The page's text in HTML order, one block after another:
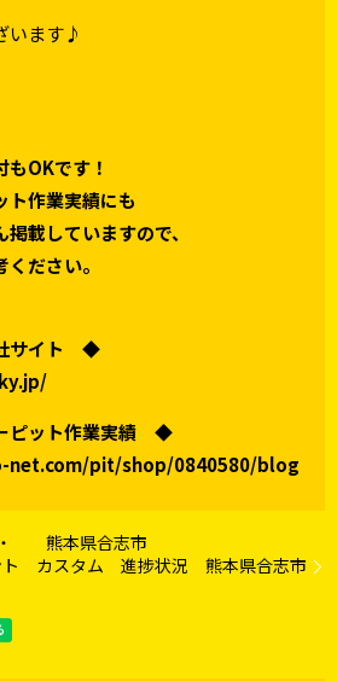
います♪
OKです！
ト作業実績にも
載していますので、
ださい。
サイト ◆
ット作業実績 ◆
pit/shop/0840580/blog
・ 熊本県合志市
カスタム 進捗状況 熊本県合志市